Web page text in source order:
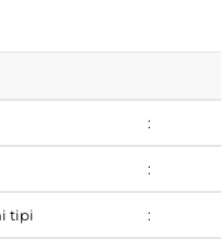
:
:
tipi :